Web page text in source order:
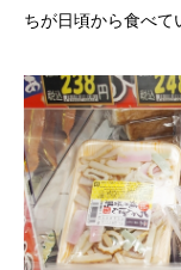
ちが日頃から食べて